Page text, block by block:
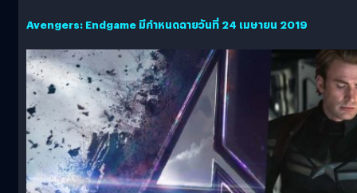
Avengers: Endgame มีกำหนดฉายวันที่ 24 เมษายน 2019